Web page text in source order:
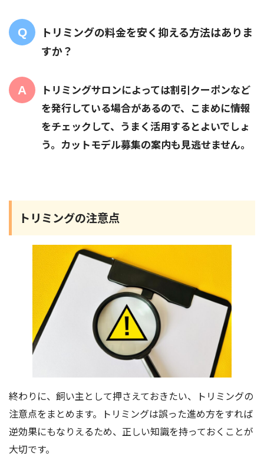
トリミングの料金を安く抑える方法はありま
すか？
トリミングサロンによっては割引クーポンなど
を発行している場合があるので、こまめに情報
をチェックして、うまく活用するとよいでしょ
う。カットモデル募集の案内も見逃せません。
トリミングの注意点
終わりに、飼い主として押さえておきたい、トリミングの
注意点をまとめます。トリミングは誤った進め方をすれば
逆効果にもなりえるため、正しい知識を持っておくことが
大切です。